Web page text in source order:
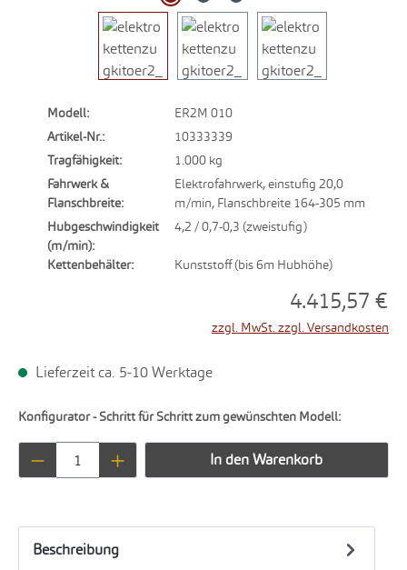
Modell:
ER2M 010
Artikel-Nr.:
10333339
Tragfähigkeit:
1.000 kg
Fahrwerk &
Flanschbreite:
Elektrofahrwerk, einstufig 20,0
m/min, Flanschbreite 164-305 mm
Hubgeschwindigkeit
(m/min):
4,2 / 0,7-0,3 (zweistufig)
Kettenbehälter: Kunststoff (bis 6m Hubhöhe)
4.415,57 €
zzgl. MwSt. zzgl. Versandkosten
Lieferzeit ca. 5-10 Werktage
Konfigurator - Schritt für Schritt zum gewünschten Modell:
Produkt Anzahl: Gib den gewünschten
In den Warenkorb
Beschreibung